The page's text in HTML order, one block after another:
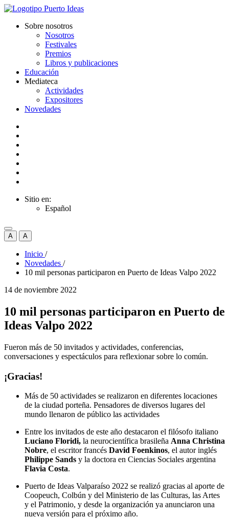
Sobre nosotros
Nosotros
Festivales
Premios
Libros y publicaciones
Educación
Mediateca
Actividades
Expositores
Novedades
Sitio en:
Español
A A
Inicio /
Novedades /
10 mil personas participaron en Puerto de Ideas Valpo 2022
14 de noviembre 2022
10 mil personas participaron en Puerto de
Ideas Valpo 2022
Fueron más de 50 invitados y actividades, conferencias,
conversaciones y espectáculos para reflexionar sobre lo común.
¡Gracias!
Más de 50 actividades se realizaron en diferentes locaciones
de la ciudad porteña. Pensadores de diversos lugares del
mundo llenaron de público las actividades
Entre los invitados de este año destacaron el filósofo italiano
Luciano Floridi, la neurocientífica brasileña Anna Christina
Nobre, el escritor francés David Foenkinos, el autor inglés
Philippe Sands y la doctora en Ciencias Sociales argentina
Flavia Costa.
Puerto de Ideas Valparaíso 2022 se realizó gracias al aporte de
Coopeuch, Colbún y del Ministerio de las Culturas, las Artes
y el Patrimonio, y desde la organización ya anunciaron una
nueva versión para el próximo año.